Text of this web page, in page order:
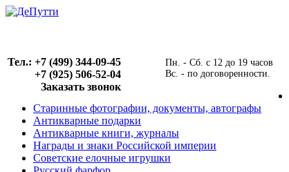
Тел.: +7 (499) 344-09-45
(925) 506-52-04
Заказать звонок
Пн. - Сб. с 12 до 19 часов
Вс. - по договоренности.
Старинные фотографии, документы, автографы
Антикварные подарки
Антикварные книги, журналы
Награды и знаки Российской империи
Советские елочные игрушки